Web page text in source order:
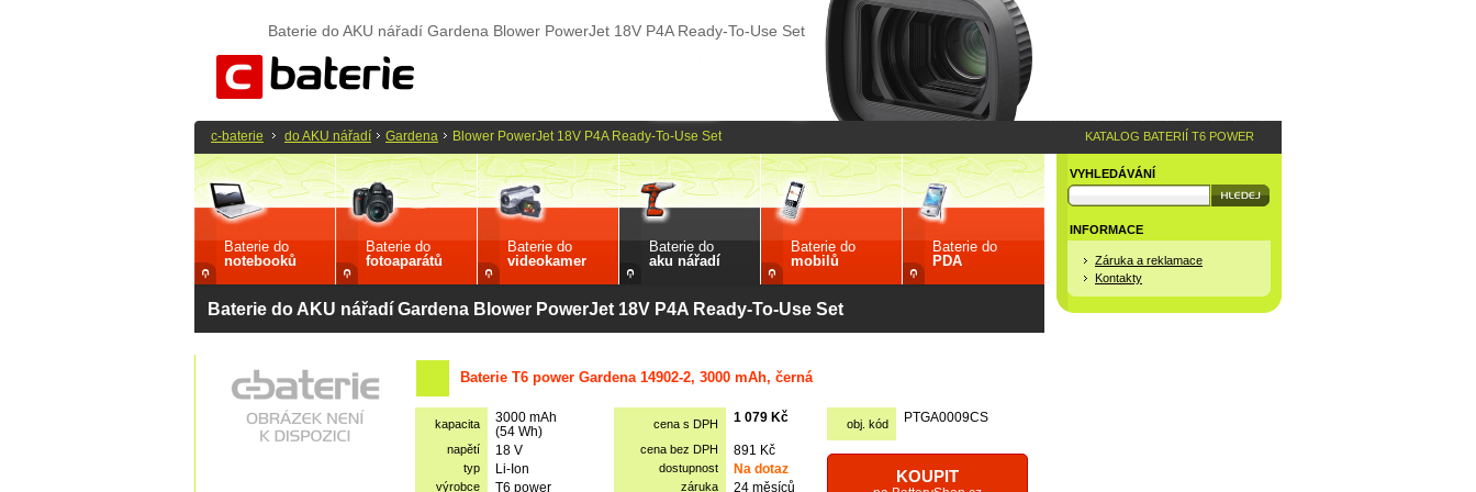
Baterie do AKU nářadí Gardena Blower PowerJet 18V P4A Ready-To-Use Set
Baterie do
notebooků
Baterie do
fotoaparátů
Baterie do
videokamer
Baterie do
aku nářadí
Baterie do
mobilů
Baterie do
PDA
Baterie do AKU nářadí Gardena Blower PowerJet 18V P4A Ready-To-Use Set
Baterie T6 power Gardena 14902-2, 3000 mAh, černá
kapacita
3000 mAh
(54 Wh)
cena s DPH 1 079 Kč obj. kód PTGA0009CS
napětí 18 V cena bez DPH 891 Kč
KOUPIT
typ Li-Ion dostupnost Na dotaz
výrobce T6 power záruka 24 měsíců
VYHLEDÁVÁNÍ
INFORMACE
Záruka a reklamace
Kontakty
c-baterie do AKU nářadí Gardena Blower PowerJet 18V P4A Ready-To-Use Set KATALOG BATERIÍ T6 POWER